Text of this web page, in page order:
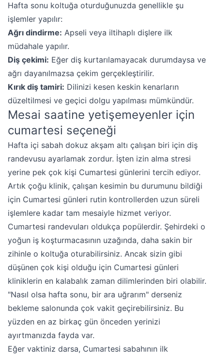
Hafta sonu koltuğa oturduğunuzda genellikle şu
işlemler yapılır:
Ağrı dindirme: Apseli veya iltihaplı dişlere ilk
müdahale yapılır.
Diş çekimi: Eğer diş kurtarılamayacak durumdaysa ve
ağrı dayanılmazsa çekim gerçekleştirilir.
Kırık diş tamiri: Dilinizi kesen keskin kenarların
düzeltilmesi ve geçici dolgu yapılması mümkündür.
Mesai saatine yetişemeyenler için
cumartesi seçeneği
Hafta içi sabah dokuz akşam altı çalışan biri için diş
randevusu ayarlamak zordur. İşten izin alma stresi
yerine pek çok kişi Cumartesi günlerini tercih ediyor.
Artık çoğu klinik, çalışan kesimin bu durumunu bildiği
için Cumartesi günleri rutin kontrollerden uzun süreli
işlemlere kadar tam mesaiyle hizmet veriyor.
Cumartesi randevuları oldukça popülerdir. Şehirdeki o
yoğun iş koşturmacasının uzağında, daha sakin bir
zihinle o koltuğa oturabilirsiniz. Ancak sizin gibi
düşünen çok kişi olduğu için Cumartesi günleri
kliniklerin en kalabalık zaman dilimlerinden biri olabilir.
"Nasıl olsa hafta sonu, bir ara uğrarım" derseniz
bekleme salonunda çok vakit geçirebilirsiniz. Bu
yüzden en az birkaç gün önceden yerinizi
ayırtmanızda fayda var.
Eğer vaktiniz darsa, Cumartesi sabahının ilk